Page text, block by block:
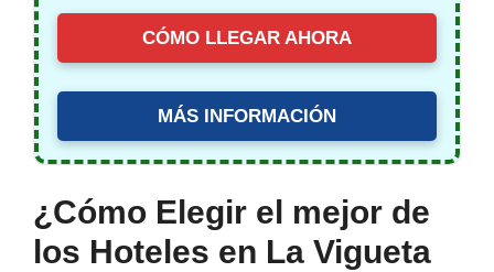
CÓMO LLEGAR AHORA
MÁS INFORMACIÓN
¿Cómo Elegir el mejor de
los Hoteles en La Vigueta